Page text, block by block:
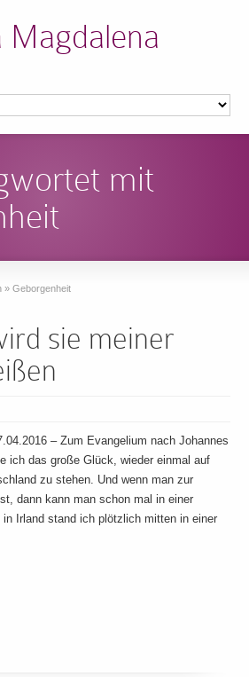
mit
» Geborgenheit
sie meiner
– Zum Evangelium nach Johannes
ich das große Glück, wieder einmal auf
zu stehen. Und wenn man zur
dann kann man schon mal in einer
Irland stand ich plötzlich mitten in einer